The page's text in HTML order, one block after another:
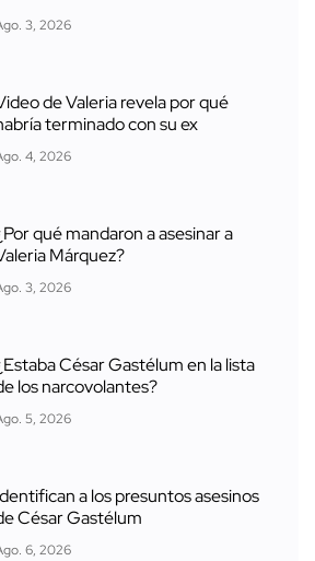
3, 2026
de Valeria revela por qué
terminado con su ex
4, 2026
qué mandaron a asesinar a
Márquez?
3, 2026
César Gastélum en la lista
los narcovolantes?
5, 2026
a los presuntos asesinos
César Gastélum
6, 2026